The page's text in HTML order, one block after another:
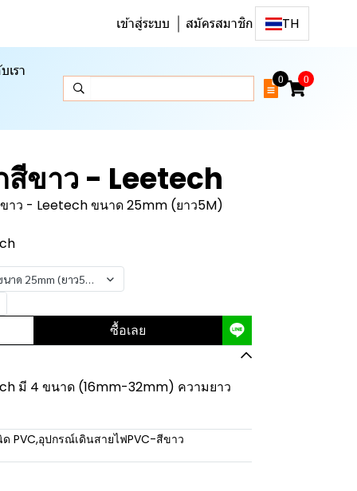
เข้าสู่ระบบ สมัครสมาชิก TH
เรา
0 0
ขาว - Leetech
าว - Leetech ขนาด 25mm (ยาว5M)
ด 25mm (ยาว5M)
ซื้อเลย
มี 4 ขนาด (16mm-32mm) ความยาว
PVC,อุปกรณ์เดินสายไฟPVC-สีขาว